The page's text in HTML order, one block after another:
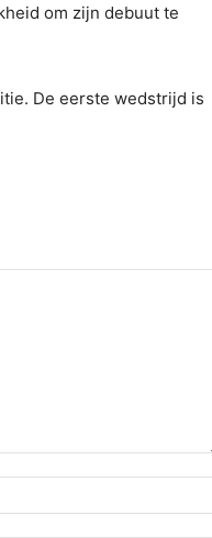
om zijn debuut te
De eerste wedstrijd is